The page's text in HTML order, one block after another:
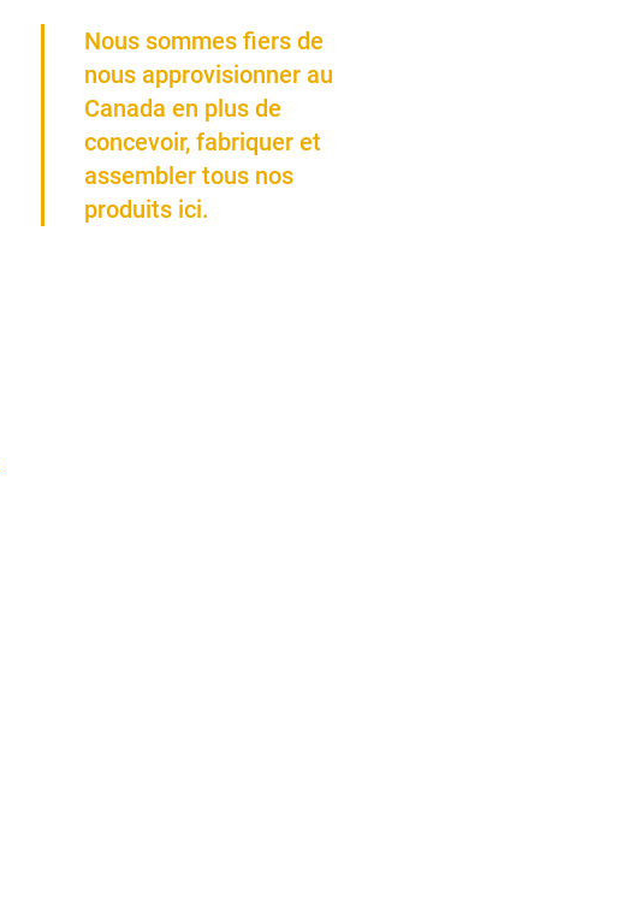
Nous sommes fiers de
nous approvisionner au
Canada en plus de
concevoir, fabriquer et
assembler tous nos
produits ici.